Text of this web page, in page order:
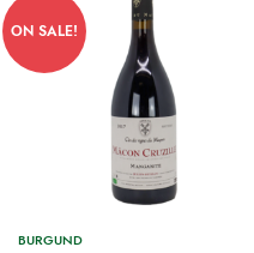
ON SALE!
BURGUND